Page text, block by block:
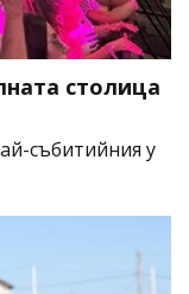
столица
събитийния у